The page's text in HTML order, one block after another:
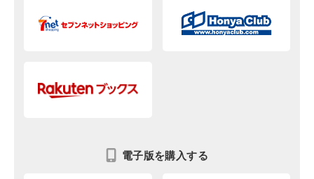
電子版を購入する